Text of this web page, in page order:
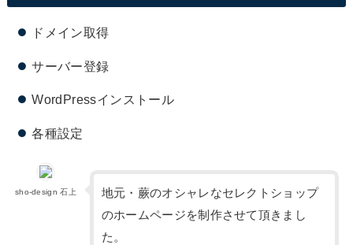
ドメイン取得
サーバー登録
WordPressインストール
各種設定
sho-design 石上
地元・蕨のオシャレなセレクトショップ
のホームページを制作させて頂きまし
た。